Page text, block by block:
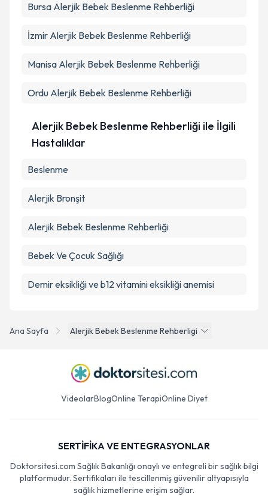
Ana Sayfa Alerjik Bebek Beslenme Rehberligi
Bursa Alerjik Bebek Beslenme Rehberliği
İzmir Alerjik Bebek Beslenme Rehberliği
Manisa Alerjik Bebek Beslenme Rehberliği
Ordu Alerjik Bebek Beslenme Rehberliği
Alerjik Bebek Beslenme Rehberliği ile İlgili
Hastalıklar
Beslenme
Alerjik Bronşit
Alerjik Bebek Beslenme Rehberliği
Bebek Ve Çocuk Sağlığı
Demir eksikliği ve b12 vitamini eksikliği anemisi
VideolarBlogOnline TerapiOnline Diyet
SERTİFİKA VE ENTEGRASYONLAR
Doktorsitesi.com Sağlık Bakanlığı onaylı ve entegreli bir sağlık bilgi
platformudur. Sertifikaları ile tescillenmiş güvenilir altyapısıyla
sağlık hizmetlerine erişim sağlar.